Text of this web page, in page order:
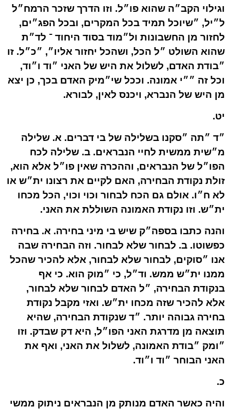
וגילוי הקב״ה שהוא פו״ל. וזו הדרך שזכר הרמח״ל
ל״יל, ״שיוכל תמיד בכל המקרים, ובכל הפג״ים,
לחזור מן החשבונות ול״מוד בסוד היחוד ־ לד״ת
שהוא השולט ״ל הכל, ושהכל יחזור אליו״, ״כ״ל. זו
״בודת האדם, לשלול את היש של האני ״וד ו״וד,
וכל זה ״״י אמונה. וככל שי״מיק האדם בכך, כן יצא
מן היש של הנברא, ויכנס לאין, לבורא.
יט.
״ד ״תה ״סקנו בשלילה של בי דברים. א. שלילה
מ״שית ממשית לחיי הנבראים. ב. שלילה לכח
הפו״ל של הנבראים, וההכרה שאין פו״ל אלא הוא,
זולת נקודת הבחירה, האם לקיים את רצונו ית״ש או
לא ח״ו. אולם גם הכח לבחור וכוי וכוי, הכל מכחו
ית״ש. וזו נקודת האמונה השוללת את האני.
והנה כתבו בספה״ק שיש בי מיני בחירה. א. בחירה
כפשוטו. ב. לבחור שלא לבחור. וזה הבחירה שבה
אנו ״סוקים, לבחור שלא לבחור, אלא להכיר שהכל
ממנו ית״ש ממש. וד״ל, כי ״מוק הוא. כי אף
בנקודת הבחירה, ״ל האדם לבחור שלא לבחור,
אלא להכיר שזה מכחו ית״ש. ואזי מקבל נקודת
בחירה גבוהה יותר. ״ד שנקודת הבחירה, שהיא
תוצאה מן מדרגת האני הפו״ל, היא דק שבדק. וזו
״ומק ״בודת האמונה, לשלול את האני, ואף את
האני הבוחר ״וד ו״וד.
כ.
והיה כאשר האדם מנותק מן הנבראים ניתוק ממשי